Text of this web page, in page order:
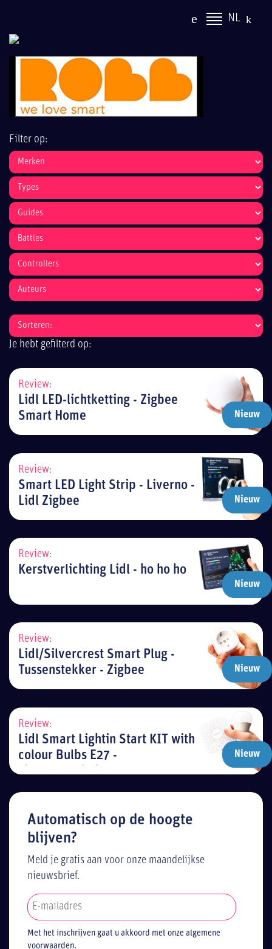
NL
Filter op:
Je hebt gefilterd op:
Nieuw
Review:
Lidl LED-lichtketting - Zigbee
Smart Home
Nieuw
Review:
Smart LED Light Strip - Liverno -
Lidl Zigbee
Nieuw
Review:
Kerstverlichting Lidl - ho ho ho
Nieuw
Review:
Lidl/Silvercrest Smart Plug -
Tussenstekker - Zigbee
Nieuw
Review:
Lidl Smart Lightin Start KIT with
colour Bulbs E27 -
LivarnoLux/SliverCrest
Automatisch op de hoogte
blijven?
Meld je gratis aan voor onze maandelijkse
nieuwsbrief.
Met het inschrijven gaat u akkoord met onze algemene
voorwaarden.